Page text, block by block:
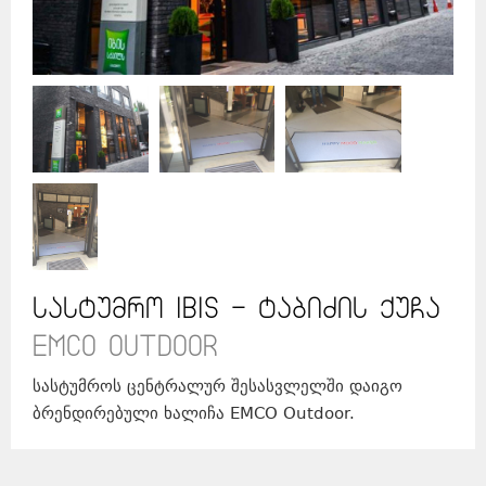
სასტუმრო Ibis - ტაბიძის ქუჩა
Emco Outdoor
სასტუმროს ცენტრალურ შესასვლელში დაიგო
ბრენდირებული ხალიჩა EMCO Outdoor.